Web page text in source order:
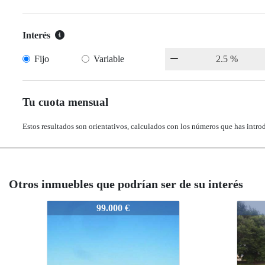
Interés
Fijo Variable
Tu cuota mensual
Estos resultados son orientativos, calculados con los números que has
Otros inmuebles que podrían ser de su interés